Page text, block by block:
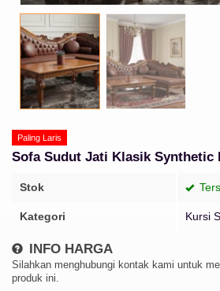
Paling Laris
Sofa Sudut Jati Klasik Synthetic
Stok
Kategori Kursi
INFO HARGA
Silahkan menghubungi kontak kami untuk
produk ini.